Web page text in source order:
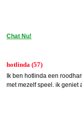
Chat Nu!
hotlinda (57)
Ik ben hotlinda een
met mezelf speel. ik geniet